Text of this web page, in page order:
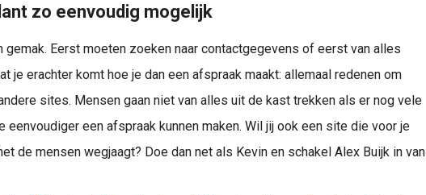
zo eenvoudig mogelijk
gemak. Eerst moeten zoeken naar contactgegevens of eerst van alles
je erachter komt hoe je dan een afspraak maakt: allemaal redenen om
sites. Mensen gaan niet van alles uit de kast trekken als er nog vele
eenvoudiger een afspraak kunnen maken. Wil jij ook een site die voor je
de mensen wegjaagt? Doe dan net als Kevin en schakel Alex Buijk in van